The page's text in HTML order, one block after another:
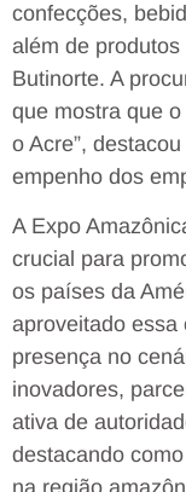
confecções,
além de
Butinorte. A
que mostra que
o Acre”,
empenho dos
A Expo
crucial para
os países da
aproveitado essa
presença no
inovadores,
ativa de
destacando